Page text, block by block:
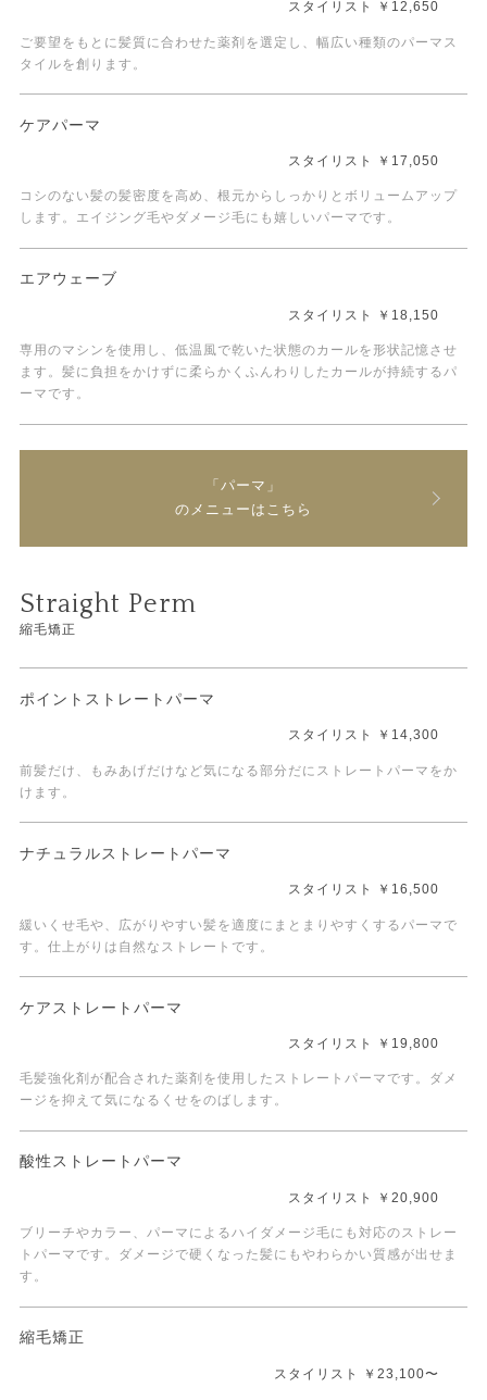
スタイリスト ￥12,650
ご要望をもとに髪質に合わせた薬剤を選定し、幅広い種類のパーマス
タイルを創ります。
ケアパーマ
スタイリスト ￥17,050
コシのない髪の髪密度を高め、根元からしっかりとボリュームアップ
します。エイジング毛やダメージ毛にも嬉しいパーマです。
エアウェーブ
スタイリスト ￥18,150
専用のマシンを使用し、低温風で乾いた状態のカールを形状記憶させ
ます。髪に負担をかけずに柔らかくふんわりしたカールが持続するパ
ーマです。
「パーマ」
のメニューはこちら
Straight Perm
縮毛矯正
ポイントストレートパーマ
スタイリスト ￥14,300
前髪だけ、もみあげだけなど気になる部分だにストレートパーマをか
けます。
ナチュラルストレートパーマ
スタイリスト ￥16,500
緩いくせ毛や、広がりやすい髪を適度にまとまりやすくするパーマで
す。仕上がりは自然なストレートです。
ケアストレートパーマ
スタイリスト ￥19,800
毛髪強化剤が配合された薬剤を使用したストレートパーマです。ダメ
ージを抑えて気になるくせをのばします。
酸性ストレートパーマ
スタイリスト ￥20,900
ブリーチやカラー、パーマによるハイダメージ毛にも対応のストレー
トパーマです。ダメージで硬くなった髪にもやわらかい質感が出せま
す。
縮毛矯正
スタイリスト ￥23,100〜